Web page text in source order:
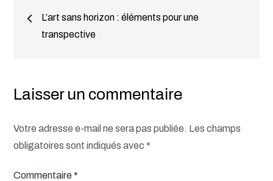
Navigation
de
l’article
L’art sans horizon : éléments pour une
transpective
Laisser un commentaire
Votre adresse e-mail ne sera pas publiée. Les champs
obligatoires sont indiqués avec *
Commentaire *